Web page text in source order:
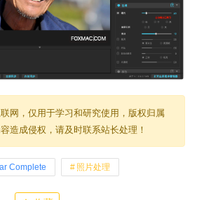
网，仅用于学习和研究使用，版权归属
造成侵权，请及时联系站长处理！
Complete 照片处理